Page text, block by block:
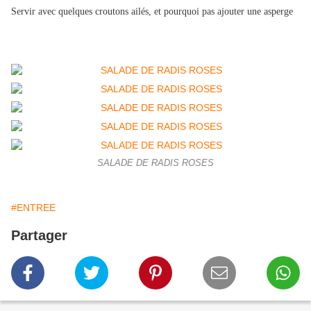
Servir avec quelques croutons ailés, et pourquoi pas ajouter une asperge
SALADE DE RADIS ROSES
#ENTREE
Partager